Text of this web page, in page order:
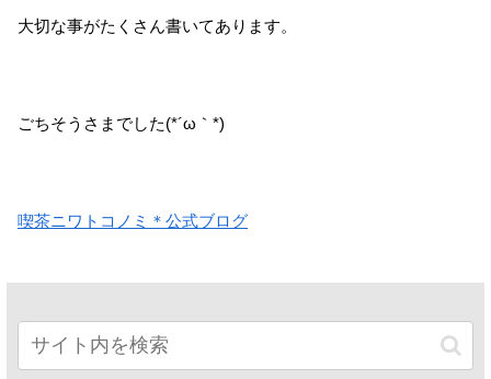
大切な事がたくさん書いてあります。
ごちそうさまでした(*´ω｀*)
喫茶ニワトコノミ＊公式ブログ